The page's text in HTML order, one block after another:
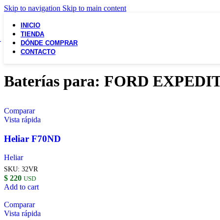
Skip to navigation Skip to main content
INICIO
TIENDA
DÓNDE COMPRAR
CONTACTO
Baterías para: FORD
Comparar
Vista rápida
Heliar F70ND
Heliar
SKU: 32VR
$ 220 USD
Add to cart
Comparar
Vista rápida